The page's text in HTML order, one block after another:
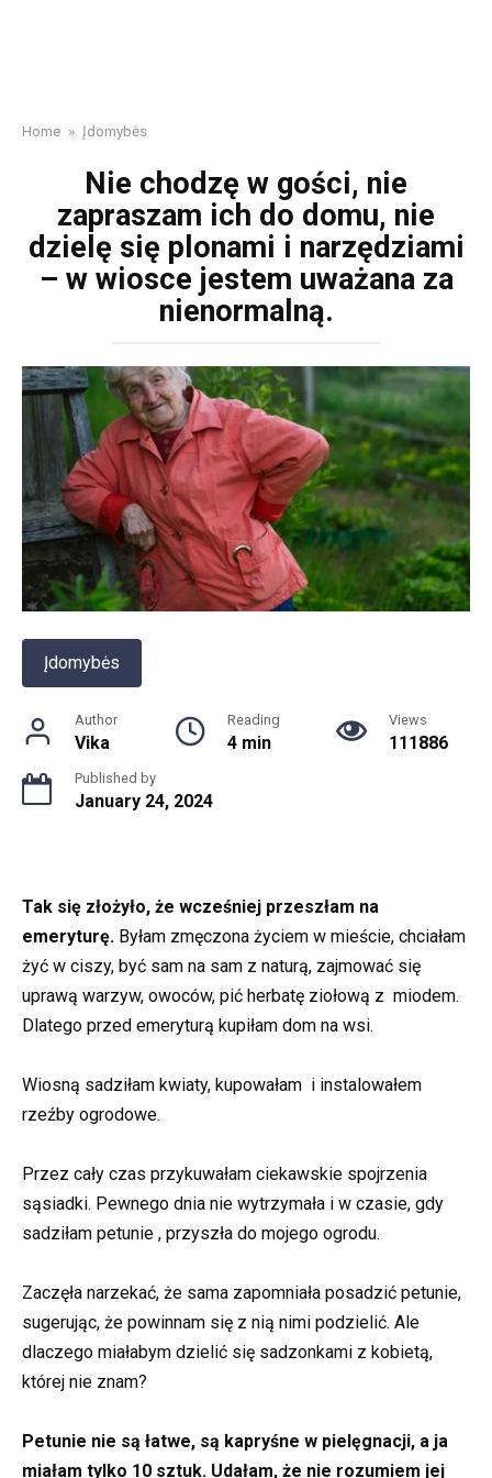
Home » Įdomybės
Nie chodzę w gości, nie
zapraszam ich do domu, nie
dzielę się plonami i narzędziami
– w wiosce jestem uważana za
nienormalną.
Įdomybės
Author
Vika
Reading
4 min
Views
111886
Published by
January 24, 2024
Tak się złożyło, że wcześniej przeszłam na
emeryturę. Byłam zmęczona życiem w mieście, chciałam
żyć w ciszy, być sam na sam z naturą, zajmować się
uprawą warzyw, owoców, pić herbatę ziołową z miodem.
Dlatego przed emeryturą kupiłam dom na wsi.
Wiosną sadziłam kwiaty, kupowałam i instalowałem
rzeźby ogrodowe.
Przez cały czas przykuwałam ciekawskie spojrzenia
sąsiadki. Pewnego dnia nie wytrzymała i w czasie, gdy
sadziłam petunie , przyszła do mojego ogrodu.
Zaczęła narzekać, że sama zapomniała posadzić petunie,
sugerując, że powinnam się z nią nimi podzielić. Ale
dlaczego miałabym dzielić się sadzonkami z kobietą,
której nie znam?
Petunie nie są łatwe, są kapryśne w pielęgnacji, a ja
miałam tylko 10 sztuk. Udałam, że nie rozumiem jej